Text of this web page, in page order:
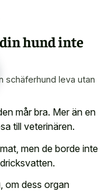
hund inte
schäferhund leva utan
mår bra. Mer än en
till veterinären.
men de borde inte
om dess organ